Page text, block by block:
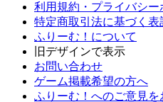
利用規約・プライバシー
特定商取引法に基づく表
ふりーむ！について
旧デザインで表示
お問い合わせ
ゲーム掲載希望の方へ
ふりーむ！へのご意見